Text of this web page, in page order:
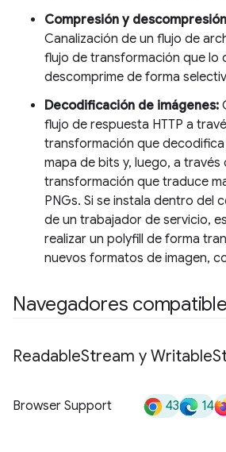
Compresión y
Canalización de un flujo de
flujo de transformación que lo
descomprime de forma
Decodificación de imágenes:
flujo de respuesta HTTP a
transformación que
mapa de bits y, luego, a
transformación que traduce
PNGs. Si se instala dentro del
de un trabajador de servicio,
realizar un polyfill de forma
nuevos formatos de imagen,
Navegadores
ReadableStream y Writable
Browser Support 43 14